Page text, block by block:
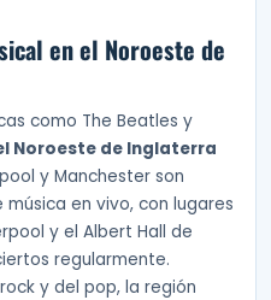
en el Noroeste de
como The Beatles y
Noroeste de Inglaterra
y Manchester son
en vivo, con lugares
y el Albert Hall de
regularmente.
y del pop, la región